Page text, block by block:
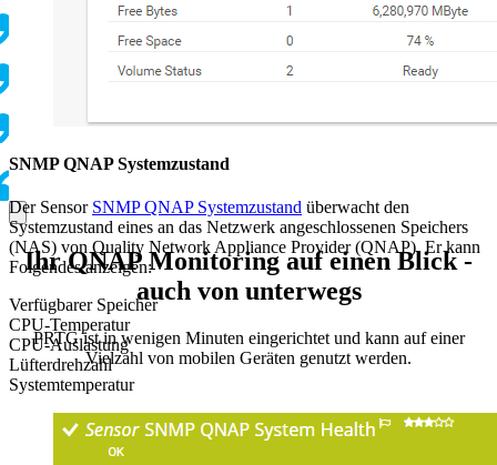
SNMP QNAP Systemzustand
Der Sensor SNMP QNAP Systemzustand überwacht den
Systemzustand eines an das Netzwerk angeschlossenen Speichers
(NAS) von Quality Network Appliance Provider (QNAP). Er kann
Folgendes anzeigen:
Verfügbarer Speicher
CPU-Temperatur
CPU-Auslastung
Lüfterdrehzahl
Systemtemperatur
Ihr QNAP Monitoring auf einen Blick -
auch von unterwegs
PRTG ist in wenigen Minuten eingerichtet und kann auf einer
Vielzahl von mobilen Geräten genutzt werden.